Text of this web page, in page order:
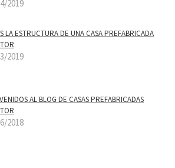
2019
LA ESTRUCTURA DE UNA CASA PREFABRICADA
2019
AL BLOG DE CASAS PREFABRICADAS
2018